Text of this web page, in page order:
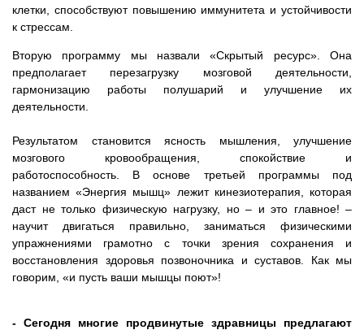
клетки, способствуют повышению иммунитета и устойчивости
к стрессам.
Вторую программу мы назвали «Скрытый ресурс». Она
предполагает перезагрузку мозговой деятельности,
гармонизацию работы полушарий и улучшение их
деятельности.
Результатом становится ясность мышления, улучшение
мозгового кровообращения, спокойствие и
работоспособность. В основе третьей программы под
названием «Энергия мышц» лежит кинезиотерапия, которая
даст не только физическую нагрузку, но – и это главное! –
научит двигаться правильно, заниматься физическими
упражнениями грамотно с точки зрения сохранения и
восстановления здоровья позвоночника и суставов. Как мы
говорим, «и пусть ваши мышцы поют»!
- Сегодня многие продвинутые здравницы предлагают